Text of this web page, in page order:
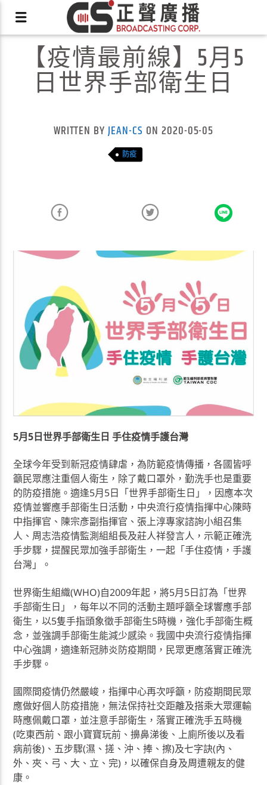
X
【疫情最前線】5月5
日世界手部衛生日
WRITTEN BYJEAN-CS ON 2020-05-05
防疫
5月5日世界手部衛生日 手住疫情手護台灣
全球今年受到新冠疫情肆虐，為防範疫情傳播，各國皆呼
籲民眾應注重個人衛生，除了戴口罩外，勤洗手也是重要
的防疫措施。適逢5月5日「世界手部衛生日」，因應本次
疫情並響應手部衛生日活動，中央流行疫情指揮中心陳時
中指揮官、陳宗彥副指揮官、張上淳專家諮詢小組召集
人、周志浩疫情監測組組長及莊人祥發言人，示範正確洗
手步驟，提醒民眾加強手部衛生，一起「手住疫情，手護
台灣」。
世界衛生組織(WHO)自2009年起，將5月5日訂為「世界
手部衛生日」，每年以不同的活動主題呼籲全球響應手部
衛生，以5隻手指頭象徵手部衛生5時機，強化手部衛生概
念，並強調手部衛生能減少感染。我國中央流行疫情指揮
中心強調，適逢新冠肺炎防疫期間，民眾更應落實正確洗
手步驟。
國際間疫情仍然嚴峻，指揮中心再次呼籲，防疫期間民眾
應做好個人防疫措施，無法保持社交距離及搭乘大眾運輸
時應佩戴口罩，並注意手部衛生，落實正確洗手五時機
(吃東西前、跟小寶寶玩前、擤鼻涕後、上廁所後以及看
病前後)、五步驟(濕、搓、沖、捧、擦)及七字訣(內、
外、夾、弓、大、立、完)，以確保自身及周遭親友的健
康。